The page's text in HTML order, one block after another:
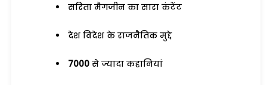
सरिता मैगजीन का सारा कंटेंट
देश विदेश के राजनैतिक मुद्दे
7000 से ज्यादा कहानियां